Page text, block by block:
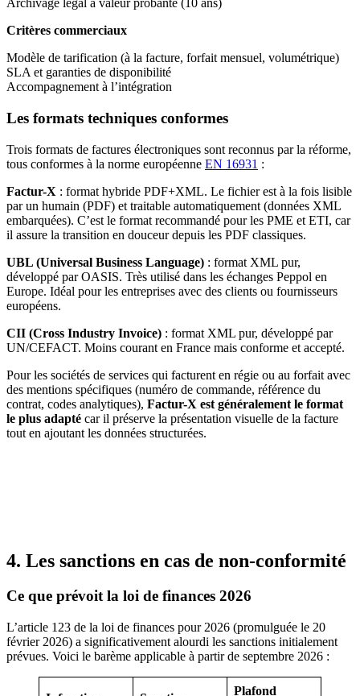
Archivage légal à valeur probante (10 ans)
Critères commerciaux
Modèle de tarification (à la facture, forfait mensuel, volumétrique)
SLA et garanties de disponibilité
Accompagnement à l’intégration
Les formats techniques conformes
Trois formats de factures électroniques sont reconnus par la réforme,
tous conformes à la norme européenne EN 16931 :
Factur-X : format hybride PDF+XML. Le fichier est à la fois lisible
par un humain (PDF) et traitable automatiquement (données XML
embarquées). C’est le format recommandé pour les PME et ETI, car
il assure la transition en douceur depuis les PDF classiques.
UBL (Universal Business Language) : format XML pur,
développé par OASIS. Très utilisé dans les échanges Peppol en
Europe. Idéal pour les entreprises avec des clients ou fournisseurs
européens.
CII (Cross Industry Invoice) : format XML pur, développé par
UN/CEFACT. Moins courant en France mais conforme et accepté.
Pour les sociétés de services qui facturent en régie ou au forfait avec
des mentions spécifiques (numéro de commande, référence du
contrat, codes analytiques), Factur-X est généralement le format
le plus adapté car il préserve la présentation visuelle de la facture
tout en ajoutant les données structurées.
4. Les sanctions en cas de non-conformité
Ce que prévoit la loi de finances 2026
L’article 123 de la loi de finances pour 2026 (promulguée le 20
février 2026) a significativement alourdi les sanctions initialement
prévues. Voici le barème applicable à partir de septembre 2026 :
Plafond